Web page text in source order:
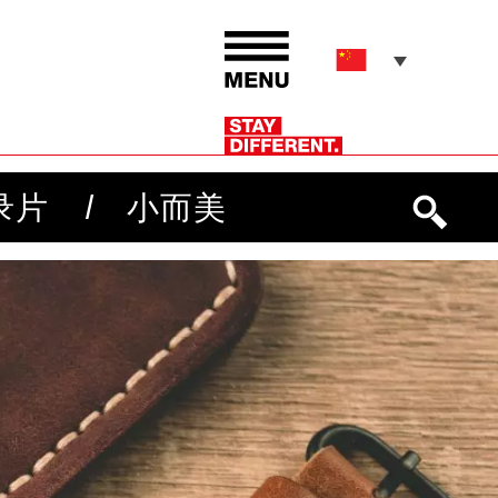
片 小而美